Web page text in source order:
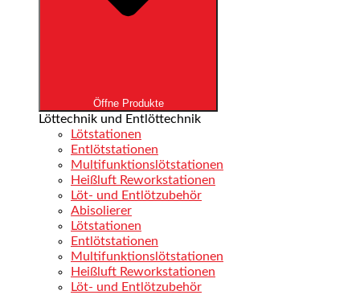
Öffne Produkte
Löttechnik und Entlöttechnik
Lötstationen
Entlötstationen
Multifunktions­lötstationen
Heißluft Reworkstationen
Löt- und Entlötzubehör
Abisolierer
Lötstationen
Entlötstationen
Multifunktions­lötstationen
Heißluft Reworkstationen
Löt- und Entlötzubehör